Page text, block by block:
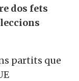
dos fets
partits que